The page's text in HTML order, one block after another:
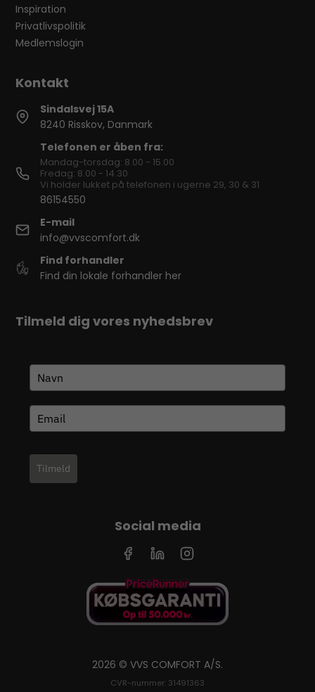
Inspiration
Privatlivspolitik
Medlemslogin
Sindalsvej 15A
8240 Risskov, Danmark
Telefonen er åben fra:
Mandag-torsdag: 8.00 - 15.00
Fredag: 8.00 - 14.30
Vi holder lukket på telefonen i ugerne 29, 30 & 31
86154550
E-mail
info@vvscomfort.dk
Find forhandler
Find din lokale forhandler her
Tilmeld dig vores nyhedsbrev
Tilmeld
Social media
2026 © VVS COMFORT A/S.
CVR-nummer: 31491363